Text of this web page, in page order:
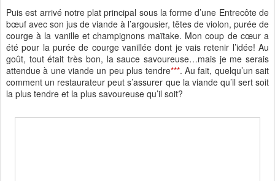
Puis est arrivé notre plat principal sous la forme d’une Entrecôte de
bœuf avec son jus de viande à l’argousier, têtes de violon, purée de
courge à la vanille et champignons maïtake. Mon coup de cœur a
été pour la purée de courge vanillée dont je vais retenir l’idée! Au
goût, tout était très bon, la sauce savoureuse…mais je me serais
attendue à une viande un peu plus tendre***. Au fait, quelqu’un sait
comment un restaurateur peut s’assurer que la viande qu’il sert soit
la plus tendre et la plus savoureuse qu’il soit?